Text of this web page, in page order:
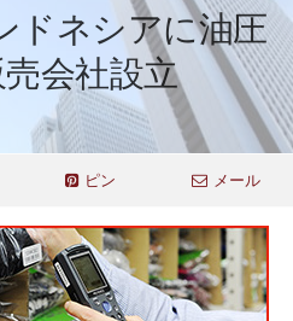
ドネシアに油圧
会社設立
ピン メール